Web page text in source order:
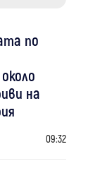
по
на
09:32